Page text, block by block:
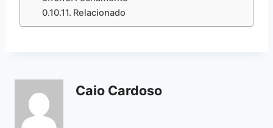
Relacionado
Caio Cardoso